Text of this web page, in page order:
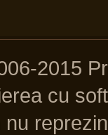
2015
cu